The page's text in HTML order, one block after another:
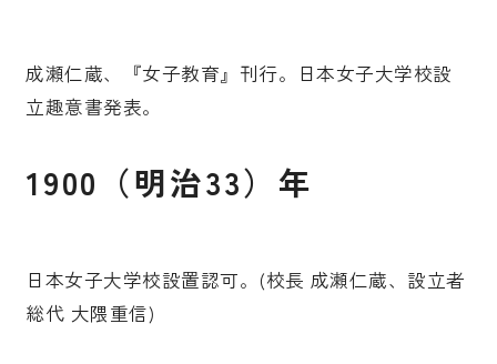
学校法人日本女子大学
附属豊明幼稚園
附属中学校
附属高等学校
成瀬仁蔵、『女子教育』刊行。日本女子大学校設
立趣意書発表。
1900（明治33）年
日本女子大学校設置認可。(校長 成瀬仁蔵、設立者
総代 大隈重信)